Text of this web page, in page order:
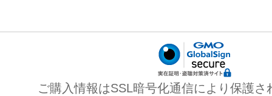
ご購入情報はSSL暗号化通信により保護さ